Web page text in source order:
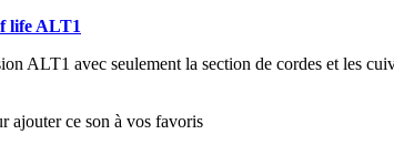
life ALT1
ALT1 avec seulement la section de cordes et les